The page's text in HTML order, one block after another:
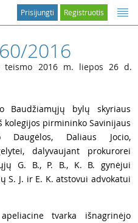
Registruotis
Prisijungti
2016
teismo 2016 m. liepos 26 d.
Baudžiamųjų bylų skyriaus
pirmininko Savinijaus
Daugėlos, Daliaus Jocio,
dalyvaujant prokurorei
G. B., P. B., K. B. gynėjui
S. J. ir E. K. atstovui advokatui
tvarka išnagrinėjo